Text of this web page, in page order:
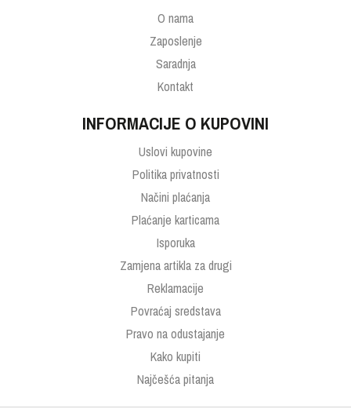
O nama
Zaposlenje
Saradnja
Kontakt
INFORMACIJE O KUPOVINI
Uslovi kupovine
Politika privatnosti
Načini plaćanja
Plaćanje karticama
Isporuka
Zamjena artikla za drugi
Reklamacije
Povraćaj sredstava
Pravo na odustajanje
Kako kupiti
Najčešća pitanja